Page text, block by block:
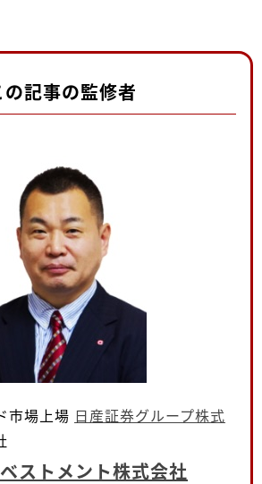
の記事の監修者
市場上場 日産証券グループ株式
ストメント株式会社